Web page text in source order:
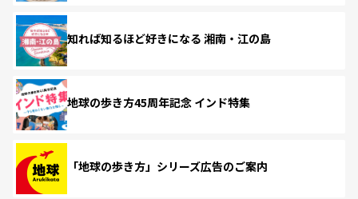
知れば知るほど好きになる 湘南・江の島
地球の歩き方45周年記念 インド特集
「地球の歩き方」シリーズ広告のご案内